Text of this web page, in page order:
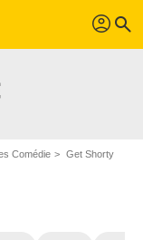
profil search
Comédie Get Shorty